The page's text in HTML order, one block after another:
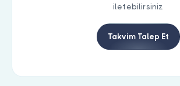
iletebilirsiniz.
Takvim Talep Et